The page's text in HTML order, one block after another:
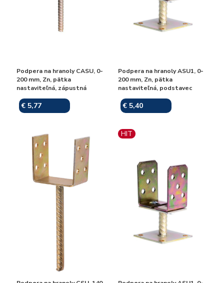
Podpera na hranoly CASU, 0-
200 mm, Zn, pätka
nastaviteľná, zápustná
€ 5,77
Podpera na hranoly ASU1, 0-
200 mm, Zn, pätka
nastaviteľná, podstavec
€ 5,40
HIT